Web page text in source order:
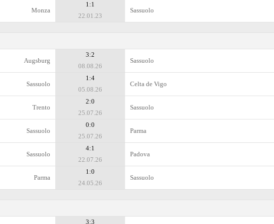
Monza
1:1
22.01.23
Sassuolo
Augsburg
3:2
08.08.26
Sassuolo
Sassuolo
1:4
05.08.26
Celta de Vigo
Trento
2:0
25.07.26
Sassuolo
Sassuolo
0:0
25.07.26
Parma
Sassuolo
4:1
22.07.26
Padova
Parma
1:0
24.05.26
Sassuolo
3:3